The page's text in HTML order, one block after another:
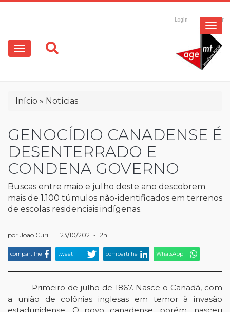
conteúdo
principal
Login Registrar
Main
navigation
Trilha
navegação
Início Notícias
GENOCÍDIO CANADENSE É
DESENTERRADO E
CONDENA GOVERNO
Buscas entre maio e julho deste ano descobrem
mais de 1.100 túmulos não-identificados em terrenos
de escolas residenciais indígenas.
por João Curi | 23/10/2021 - 12h
compartilhe tweet compartilhe WhatsApp
Primeiro de julho de 1867. Nasce o Canadá, com
a união de colônias inglesas em temor à invasão